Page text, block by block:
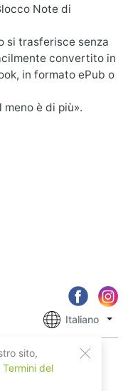
Note di
si trasferisce senza
convertito in
in formato ePub o
è di più».
Italiano
Ltd. Tutti i diritti
sito,
Termini del